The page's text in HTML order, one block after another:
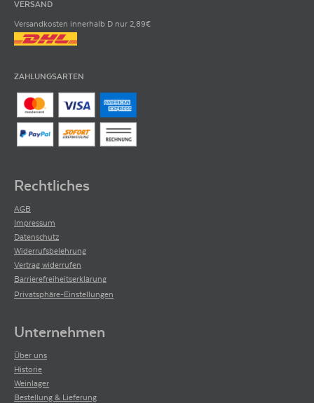
VERSAND
Versandkosten innerhalb D nur 2,89€
ZAHLUNGSARTEN
Rechtliches
AGB
Impressum
Datenschutz
Widerrufsbelehrung
Vertrag widerrufen
Barrierefreiheitserklärung
Privatsphäre-Einstellungen
Unternehmen
Über uns
Historie
Weinlager
Bestellung & Lieferung